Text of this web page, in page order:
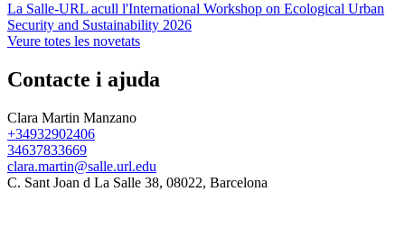
La Salle-URL acull l'International Workshop on Ecological Urban
Security and Sustainability 2026
Veure totes les novetats
Contacte i ajuda
Clara Martin Manzano
+34932902406
34637833669
clara.martin@salle.url.edu
C. Sant Joan d La Salle 38, 08022, Barcelona